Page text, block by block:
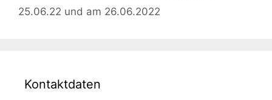
25.06.22 und am 26.06.2022
Kontaktdaten